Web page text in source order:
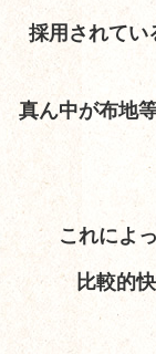
採用されてい
真ん中が布地
これによ
比較的